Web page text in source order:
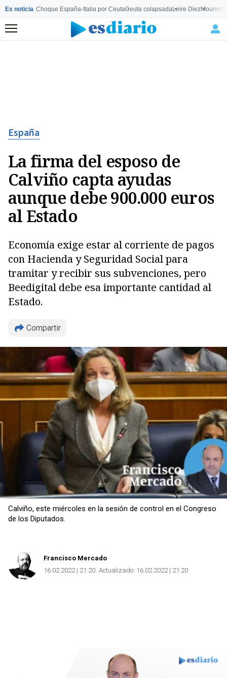
Es noticia Choque España-Italia por CeutaCeuta colapsadaLeire Diez
Menú
España
La firma del esposo de
Calviño capta ayudas
aunque debe 900.000 euros
al Estado
Economía exige estar al corriente de pagos
con Hacienda y Seguridad Social para
tramitar y recibir sus subvenciones, pero
Beedigital debe esa importante cantidad al
Estado.
Compartir
Calviño, este miércoles en la sesión de control en el Congreso
de los Diputados.
Francisco Mercado
16.02.2022 | 21:20 Actualizado: 16.02.2022 | 21:20